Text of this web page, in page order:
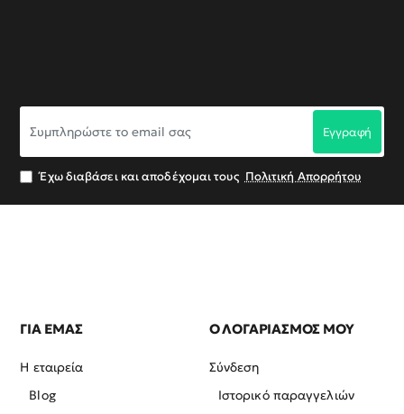
το
σας
Εγγραφή
Έχω διαβάσει και αποδέχομαι τους Πολιτική Απορρήτου
ΓΙΑ ΕΜΑΣ
Η εταιρεία
Blog
Ο ΛΟΓΑΡΙΑΣΜΟΣ ΜΟΥ
Σύνδεση
Ιστορικό παραγγελιών